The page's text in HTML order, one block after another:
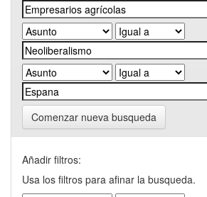
Comenzar nueva busqueda
Añadir filtros:
Usa los filtros para afinar la busqueda.